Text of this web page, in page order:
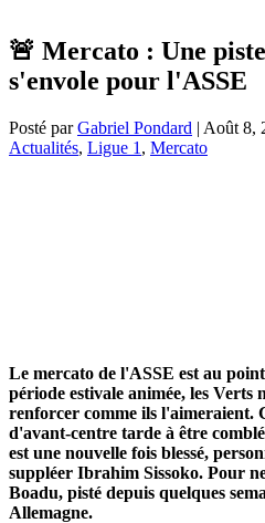
🚨 Mercato : Une
s'envole pour l'ASSE
Posté parGabriel Pondard | Août 8,
Actualités, Ligue 1 , Mercato
Le mercato de l'ASSE est au
période estivale animée, les Verts
renforcer comme ils l'aimeraient.
d'avant-centre tarde à être
est une nouvelle fois blessé,
suppléer Ibrahim Sissoko. Pour
Boadu, pisté depuis quelques
Allemagne.